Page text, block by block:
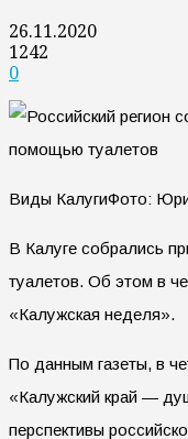
26.11.2020
1242
0
Виды КалугиФото:
В Калуге собрались
туалетов. Об этом в
«Калужская неделя».
По данным газеты, в
«Калужский край —
перспективы